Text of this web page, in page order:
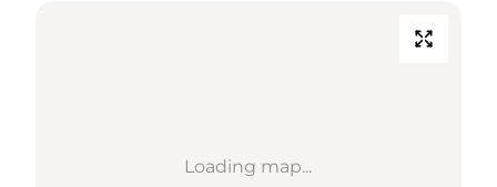
Loading map...